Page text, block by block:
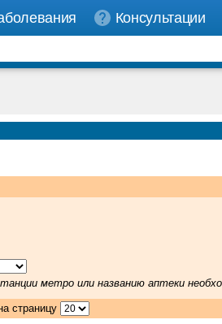
Консультации
метро или названию аптеки
страницу